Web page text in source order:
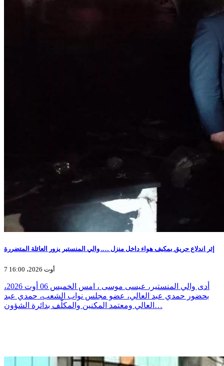
إثر اندلاع حريق بمكيف هواء داخل منزل …. والي المنستير يزور العائلة المتضررة
7 أوت 2026، 16:00
أدى والي المنستير، عيسى موسى ، امس الخميس 06 أوت 2026،
بحضور حمدي عبد العالي، عضو مجلس نواب الشعب، حمدي عبد
العالي ومعتمد المكنين والمكلّف بدائرة الشؤون…